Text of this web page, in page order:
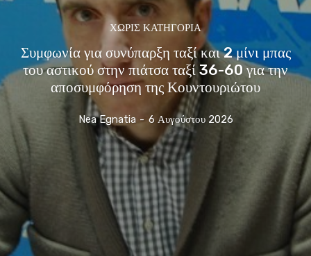
ΧΩΡΊΣ ΚΑΤΗΓΟΡΊΑ
Συμφωνία για συνύπαρξη ταξί και 2 μίνι μπας
του αστικού στην πιάτσα ταξί 36-60 για την
αποσυμφόρηση της Κουντουριώτου
Nea Egnatia - 6 Αυγούστου 2026